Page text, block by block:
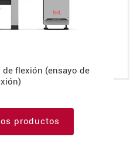
de flexión (ensayo de
productos